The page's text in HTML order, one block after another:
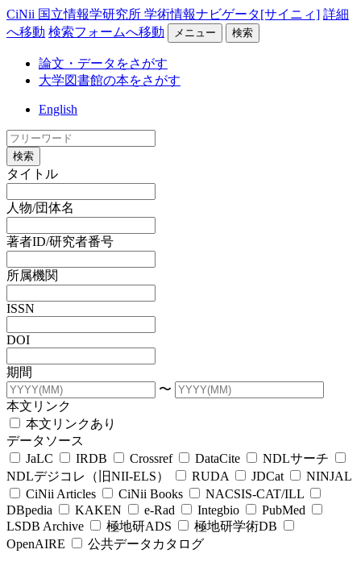
CiNii 国立情報学研究所 学術情報ナビゲータ[サイニィ] 詳細
へ移動 検索フォームへ移動 メニュー 検索
論文・データをさがす
大学図書館の本をさがす
English
検索
タイトル
人物/団体名
著者ID/研究者番号
所属機関
ISSN
DOI
期間
〜
本文リンク
本文リンクあり
データソース
JaLC
IRDB Crossref DataCite
NDLサーチ
NDLデジコレ（旧NII-ELS）
RUDA JDCat
NINJAL
CiNii Articles
CiNii Books
NACSIS-CAT/ILL
DBpedia
KAKEN e-Rad Integbio
PubMed
LSDB Archive
極地研ADS
極地研学術DB
OpenAIRE
公共データカタログ